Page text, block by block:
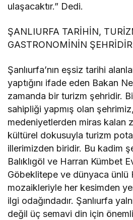
ulaşacaktır.” Dedi.
ŞANLIURFA TARİHİN,
GASTRONOMİNİN ŞEHRİDİR
Şanlıurfa’nın eşsiz tarihi
yaptığını ifade eden Bakan
zamanda bir turizm şehridir.
sahipliği yapmış olan
medeniyetlerden miras kalan
kültürel dokusuyla turizm
illerimizden biridir. Bu kadim
Balıklıgöl ve Harran Kümbet
Göbeklitepe ve dünyaca ünlü
mozaikleriyle her kesimden
ilgi odağındadır. Şanlıurfa
değil üç semavi din için